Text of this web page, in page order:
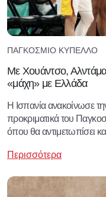
ΠΑΓΚΌΣΜΙΟ ΚΎΠΕΛΛΟ
Με Χουάντσο, Αλντάμα
«μάχη» με Ελλάδα
Η Ισπανία ανακοίνωσε
προκριματικά του
όπου θα αντιμετωπίσει
Περισσότερα